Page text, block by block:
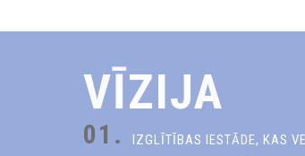
VĪZIJA
01.
IZGLĪTĪBAS IESTĀDE, KAS